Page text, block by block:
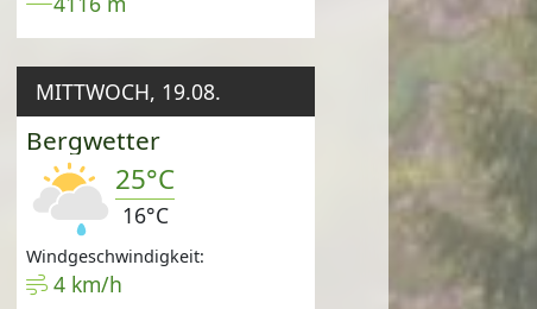
MITTWOCH, 19.08.
Bergwetter
25°C
16°C
Windgeschwindigkeit:
4 km/h